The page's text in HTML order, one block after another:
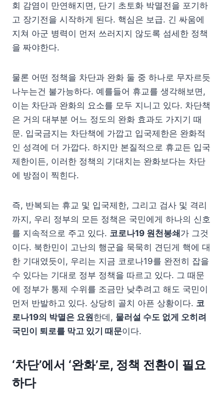
회 감염이 만연해지면, 단기 초토화 박멸전을 포기하
고 장기전을 시작하게 된다. 핵심은 보급. 긴 싸움에
지쳐 아군 병력이 먼저 쓰러지지 않도록 섬세한 정책
을 짜야한다.
물론 어떤 정책을 차단과 완화 둘 중 하나로 무자르듯
나누는건 불가능하다. 예를들어 휴교를 생각해보면,
이는 차단과 완화의 요소를 모두 지니고 있다. 차단책
은 거의 대부분 어느 정도의 완화 효과도 가지기 때
문. 입국금지는 차단책에 가깝고 입국제한은 완화적
인 성격에 더 가깝다. 하지만 본질적으로 휴교든 입국
제한이든, 이러한 정책의 기대치는 완화보다는 차단
에 방점이 찍힌다.
즉, 반복되는 휴교 및 입국제한, 그리고 검사 및 격리
까지, 우리 정부의 모든 정책은 국민에게 하나의 신호
를 지속적으로 주고 있다. 코로나19 원천봉쇄 가 그것
이다. 북한민이 고난의 행군을 묵묵히 견딘게 핵에 대
한 기대였듯이, 우리는 지금 코로나19를 완전히 잡을
수 있다는 기대로 정부 정책을 따르고 있다. 그 때문
에 정부가 통제 수위를 조금만 낮추려고 해도 국민이
먼저 반발하고 있다. 상당히 골치 아픈 상황이다. 코
로나19의 박멸은 요원한데, 물러설 수도 없게 오히려
국민이 퇴로를 막고 있기 때문이다.
‘차단’에서 ‘완화’로, 정책 전환이 필요
하다